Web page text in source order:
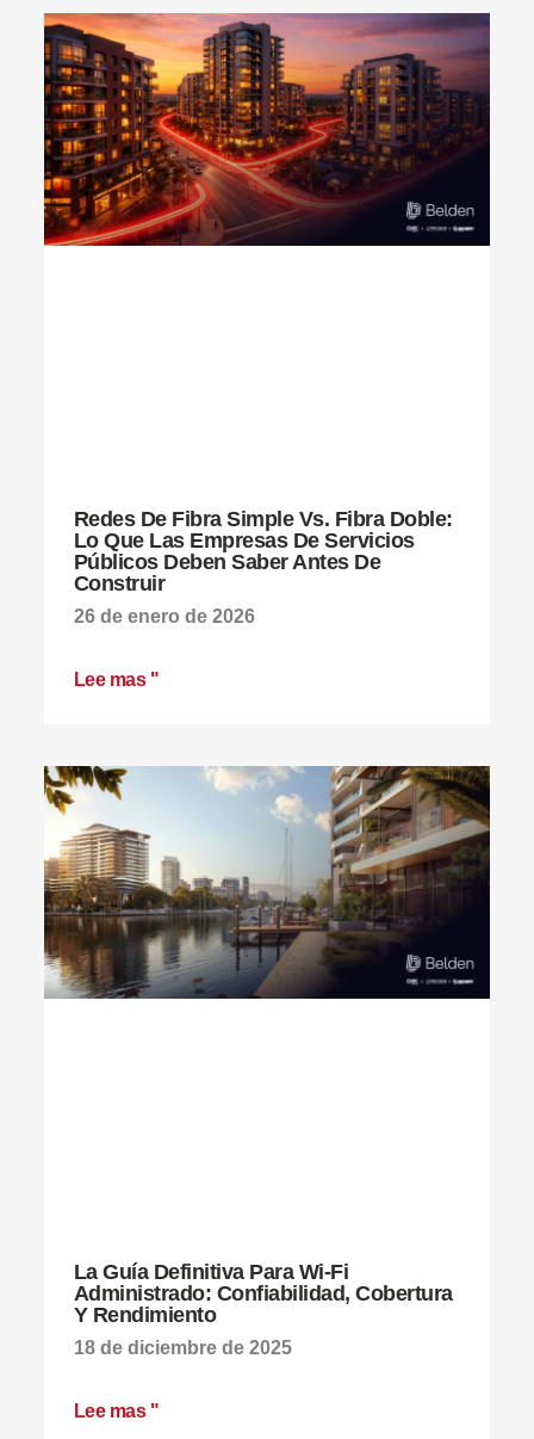
Redes De Fibra Simple Vs. Fibra Doble:
Lo Que Las Empresas De Servicios
Públicos Deben Saber Antes De
Construir
26 de enero de 2026
Lee mas "
La Guía Definitiva Para Wi-Fi
Administrado: Confiabilidad, Cobertura
Y Rendimiento
18 de diciembre de 2025
Lee mas "